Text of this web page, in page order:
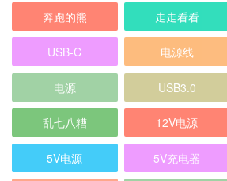
奔跑的熊 走走看看
USB-C 电源线
电源 USB3.0
乱七八糟 12V电源
5V电源 5V充电器